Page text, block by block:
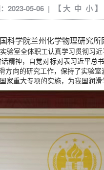
2023-05-06 | 【 大 中 小
学院兰州化学物理研究
验室全体职工认真学习贯彻习
神，自觉对标对表习近平总
方向的研究工作，保持了实
重大专项的实施，为我国润